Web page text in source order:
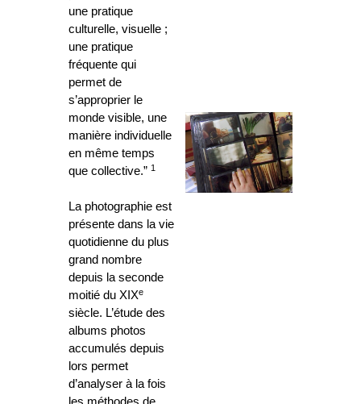
une pratique
culturelle, visuelle ;
une pratique
fréquente qui
permet de
s’approprier le
monde visible, une
manière individuelle
en même temps
que collective.” 1
La photographie est
présente dans la vie
quotidienne du plus
grand nombre
depuis la seconde
moitié du XIXe
siècle. L’étude des
albums photos
accumulés depuis
lors permet
d’analyser à la fois